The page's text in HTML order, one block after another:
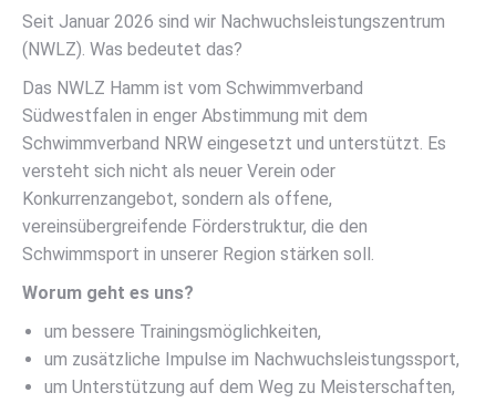
Seit Januar 2026 sind wir Nachwuchsleistungszentrum
(NWLZ). Was bedeutet das?
Das NWLZ Hamm ist vom Schwimmverband
Südwestfalen in enger Abstimmung mit dem
Schwimmverband NRW eingesetzt und unterstützt. Es
versteht sich nicht als neuer Verein oder
Konkurrenzangebot, sondern als offene,
vereinsübergreifende Förderstruktur, die den
Schwimmsport in unserer Region stärken soll.
Worum geht es uns?
um bessere Trainingsmöglichkeiten,
um zusätzliche Impulse im Nachwuchsleistungssport,
um Unterstützung auf dem Weg zu Meisterschaften,